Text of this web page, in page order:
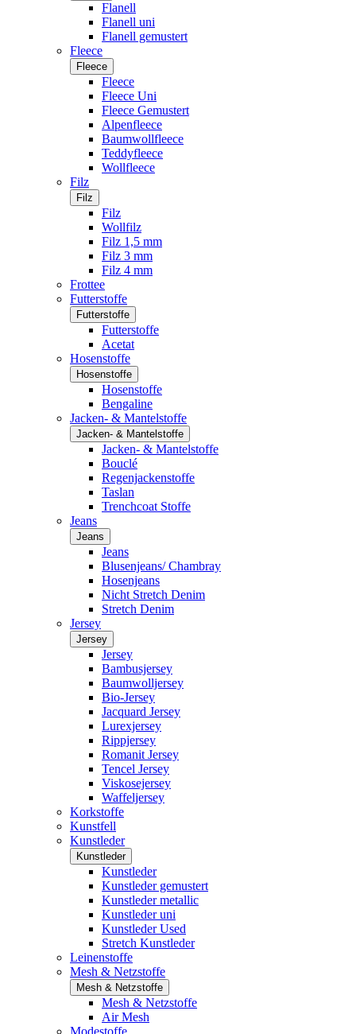
Flanell
Flanell uni
Flanell gemustert
Fleece
Fleece
Fleece
Fleece Uni
Fleece Gemustert
Alpenfleece
Baumwollfleece
Teddyfleece
Wollfleece
Filz
Filz
Filz
Wollfilz
Filz 1,5 mm
Filz 3 mm
Filz 4 mm
Frottee
Futterstoffe
Futterstoffe
Futterstoffe
Acetat
Hosenstoffe
Hosenstoffe
Hosenstoffe
Bengaline
Jacken- & Mantelstoffe
Jacken- & Mantelstoffe
Jacken- & Mantelstoffe
Bouclé
Regenjackenstoffe
Taslan
Trenchcoat Stoffe
Jeans
Jeans
Jeans
Blusenjeans/ Chambray
Hosenjeans
Nicht Stretch Denim
Stretch Denim
Jersey
Jersey
Jersey
Bambusjersey
Baumwolljersey
Bio-Jersey
Jacquard Jersey
Lurexjersey
Rippjersey
Romanit Jersey
Tencel Jersey
Viskosejersey
Waffeljersey
Korkstoffe
Kunstfell
Kunstleder
Kunstleder
Kunstleder
Kunstleder gemustert
Kunstleder metallic
Kunstleder uni
Kunstleder Used
Stretch Kunstleder
Leinenstoffe
Mesh & Netzstoffe
Mesh & Netzstoffe
Mesh & Netzstoffe
Air Mesh
Modestoffe